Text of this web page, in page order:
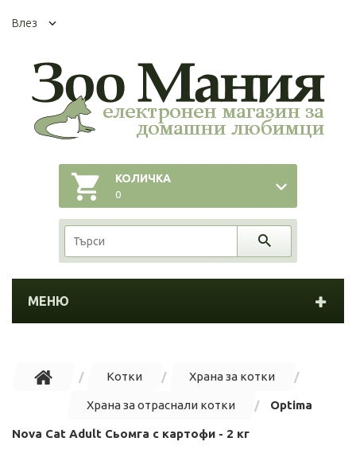
Влез
КОЛИЧКА
0
МЕНЮ
Котки Храна за котки
Храна за отраснали котки Optima
Nova Cat Adult Сьомга с картофи - 2 кг